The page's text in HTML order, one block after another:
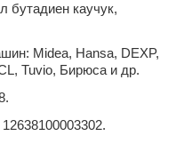
бутадиен каучук,
Midea, Hansa, DEXP,
Tuvio, Бирюса и др.